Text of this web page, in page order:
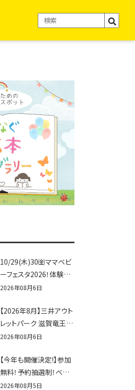
10/29(木)30㈮ママベビ
ーフェスタ2026！体験プ
ログラム募集♪赤ちゃん
せんか？
2026年08月6日
【2026年8月】三井アウト
レットパーク 滋賀竜王の
夏休みイベントまとめ！
辛グルメ・フォトコンテス
トまで盛りだくさん！
2026年08月6日
【今年も開催決定!】参加
無料！予約抽選制！ベビ
ーファミリー必見☆入場
2026年08月5日